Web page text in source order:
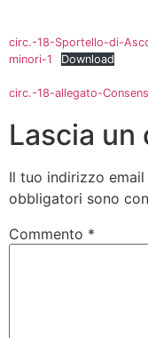
circ.-18-Sportello-di-
minori-1
Download
circ.-18-allegato-
Lascia un
Il tuo indirizzo
obbligatori sono
Commento *